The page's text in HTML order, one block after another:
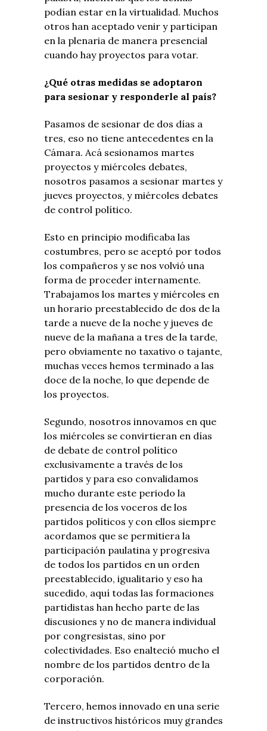
podían estar en la virtualidad. Muchos
otros han aceptado venir y participan
en la plenaria de manera presencial
cuando hay proyectos para votar.
¿Qué otras medidas se adoptaron
para sesionar y responderle al país?
Pasamos de sesionar de dos días a
tres, eso no tiene antecedentes en la
Cámara. Acá sesionamos martes
proyectos y miércoles debates,
nosotros pasamos a sesionar martes y
jueves proyectos, y miércoles debates
de control político.
Esto en principio modificaba las
costumbres, pero se aceptó por todos
los compañeros y se nos volvió una
forma de proceder internamente.
Trabajamos los martes y miércoles en
un horario preestablecido de dos de la
tarde a nueve de la noche y jueves de
nueve de la mañana a tres de la tarde,
pero obviamente no taxativo o tajante,
muchas veces hemos terminado a las
doce de la noche, lo que depende de
los proyectos.
Segundo, nosotros innovamos en que
los miércoles se convirtieran en días
de debate de control político
exclusivamente a través de los
partidos y para eso convalidamos
mucho durante este periodo la
presencia de los voceros de los
partidos políticos y con ellos siempre
acordamos que se permitiera la
participación paulatina y progresiva
de todos los partidos en un orden
preestablecido, igualitario y eso ha
sucedido, aquí todas las formaciones
partidistas han hecho parte de las
discusiones y no de manera individual
por congresistas, sino por
colectividades. Eso enalteció mucho el
nombre de los partidos dentro de la
corporación.
Tercero, hemos innovado en una serie
de instructivos históricos muy grandes